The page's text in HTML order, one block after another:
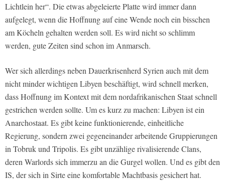
Lichtlein her“. Die etwas abgeleierte Platte wird immer dann
aufgelegt, wenn die Hoffnung auf eine Wende noch ein bisschen
am Köcheln gehalten werden soll. Es wird nicht so schlimm
werden, gute Zeiten sind schon im Anmarsch.
Wer sich allerdings neben Dauerkrisenherd Syrien auch mit dem
nicht minder wichtigen Libyen beschäftigt, wird schnell merken,
dass Hoffnung im Kontext mit dem nordafrikanischen Staat schnell
gestrichen werden sollte. Um es kurz zu machen: Libyen ist ein
Anarchostaat. Es gibt keine funktionierende, einheitliche
Regierung, sondern zwei gegeneinander arbeitende Gruppierungen
in Tobruk und Tripolis. Es gibt unzählige rivalisierende Clans,
deren Warlords sich immerzu an die Gurgel wollen. Und es gibt den
IS, der sich in Sirte eine komfortable Machtbasis gesichert hat.